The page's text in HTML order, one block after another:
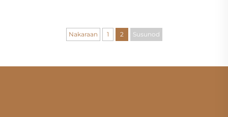
Nakaraan 1 2 Susunod